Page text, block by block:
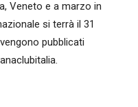
Veneto e a marzo in
si terrà il 31
pubblicati